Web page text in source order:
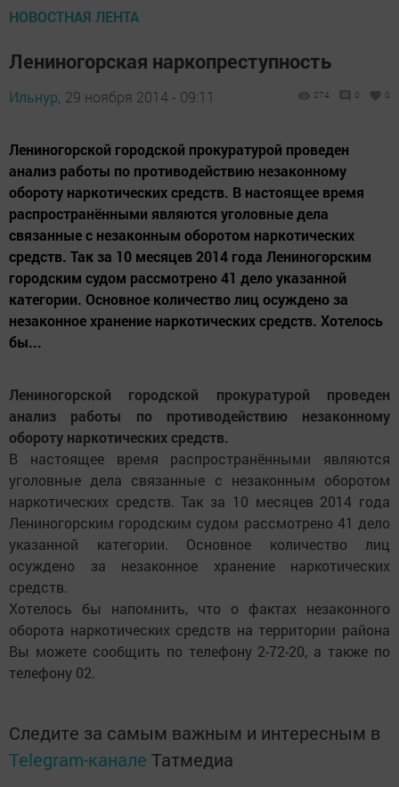
НОВОСТНАЯ ЛЕНТА
Лениногорская наркопреступность
Ильнур, 29 ноября 2014 - 09:11 274 0 0
Лениногорской городской прокуратурой проведен
анализ работы по противодействию незаконному
обороту наркотических средств. В настоящее время
распространёнными являются уголовные дела
связанные с незаконным оборотом наркотических
средств. Так за 10 месяцев 2014 года Лениногорским
городским судом рассмотрено 41 дело указанной
категории. Основное количество лиц осуждено за
незаконное хранение наркотических средств. Хотелось
бы...
Лениногорской городской прокуратурой проведен
анализ работы по противодействию незаконному
обороту наркотических средств.
В настоящее время распространёнными являются
уголовные дела связанные с незаконным оборотом
наркотических средств. Так за 10 месяцев 2014 года
Лениногорским городским судом рассмотрено 41 дело
указанной категории. Основное количество лиц
осуждено за незаконное хранение наркотических
средств.
Хотелось бы напомнить, что о фактах незаконного
оборота наркотических средств на территории района
Вы можете сообщить по телефону 2-72-20, а также по
телефону 02.
Следите за самым важным и интересным в
Telegram-канале Татмедиа